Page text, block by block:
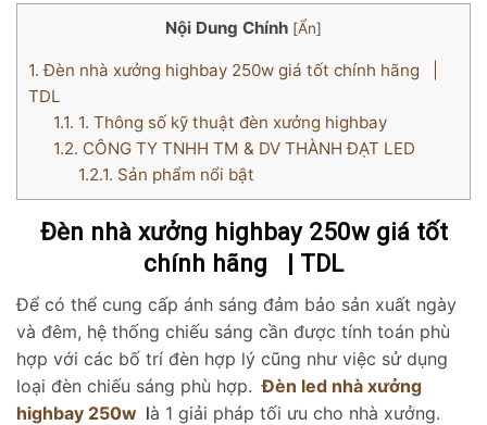
Nội Dung Chính [Ẩn]
1. Đèn nhà xưởng highbay 250w giá tốt chính hãng |
TDL
1.1. 1. Thông số kỹ thuật đèn xưởng highbay
1.2. CÔNG TY TNHH TM & DV THÀNH ĐẠT LED
1.2.1. Sản phẩm nổi bật
Đèn nhà xưởng highbay 250w giá tốt
chính hãng | TDL
Để có thể cung cấp ánh sáng đảm bảo sản xuất ngày
và đêm, hệ thống chiếu sáng cần được tính toán phù
hợp với các bố trí đèn hợp lý cũng như việc sử dụng
loại đèn chiếu sáng phù hợp. Đèn led nhà xưởng
highbay 250w là 1 giải pháp tối ưu cho nhà xưởng.